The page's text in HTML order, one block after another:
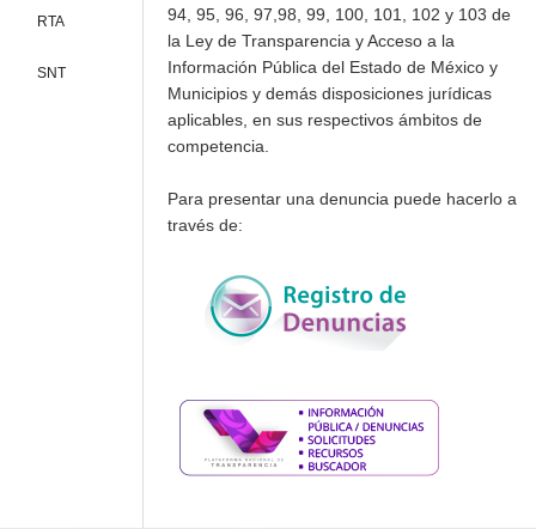
RTA
SNT
94, 95, 96, 97,98, 99, 100, 101, 102 y 103 de
la Ley de Transparencia y Acceso a la
Información Pública del Estado de México y
Municipios y demás disposiciones jurídicas
aplicables, en sus respectivos ámbitos de
competencia.
Para presentar una denuncia puede hacerlo a
través de: